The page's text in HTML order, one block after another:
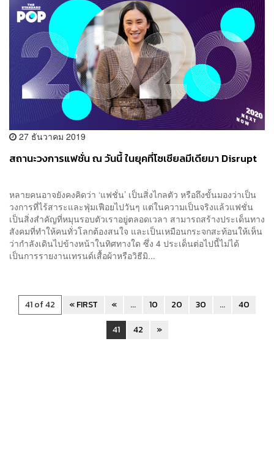
27 ธันวาคม 2019
สถานะวงการแฟชั่น ณ วันนี้ ในยุคที่โซเชียลมีเดียมา Disrupt
หลายคนอาจยังคงคิดว่า ‘แฟชั่น’ เป็นสิ่งไกลตัว หรือถึงขั้นมองว่าเป็น
วงการที่ไร้สาระและฟุ่มเฟือยไปวันๆ แต่ในความเป็นจริงแล้วแฟชั่น
เป็นสิ่งสำคัญที่หมุนรอบตัวเราอยู่ตลอดเวลา สามารถสร้างประเด็นทาง
สังคมที่ทำให้คนทั่วโลกต้องสนใจ และเป็นเหมือนกระจกสะท้อนให้เห็น
ว่ากำลังเดินไปข้างหน้าในทิศทางใด ซึ่ง 4 ประเด็นต่อไปนี้ไม่ได้
เป็นการรายงานเทรนด์เสื้อผ้าหรือวิธีมิ...
41 of 42 « FIRST « ... 10 20 30 ...
40
41
42 »